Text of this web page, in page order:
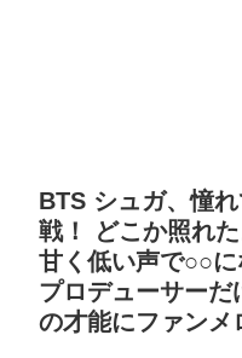
BTS シュガ、憧
戦！ どこか照れ
甘く低い声で○○
プロデューサーだ
の才能にファンメ